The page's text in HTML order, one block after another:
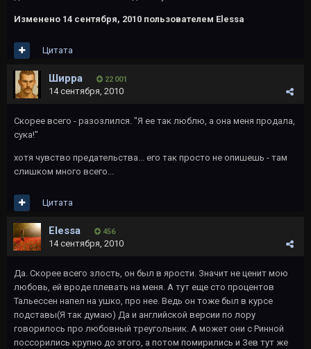
Изменено 14 сентября, 2010 пользователем Elessa
Цитата
Ширра 22 001
14 сентября, 2010
Скорее всего - разозлился. "Я ее так люблю, а она меня продала,
сука!"
хотя чувство предательства... его так просто не опишешь - там
слишком много всего...
Цитата
Elessa 456
14 сентября, 2010
Да. Скорее всего злость, он был в ярости. Значит не ценит мою
любовь, ей вроде плевать на меня. А тут еще сто процентов
Тальессен напел на ушко, про нее. Ведь он тоже был в курсе
подставы(Я так думаю) Да и английской версии по лору
говорилось про любовный треугольник. А может они с Ринной
поссорились крупно до этого, а потом помирились и Зев тут же